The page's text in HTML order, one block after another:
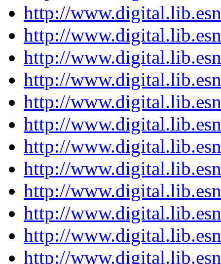
http://
http://
http://
http://
http://
http://
http://
http://
http://
http://
http://
http://